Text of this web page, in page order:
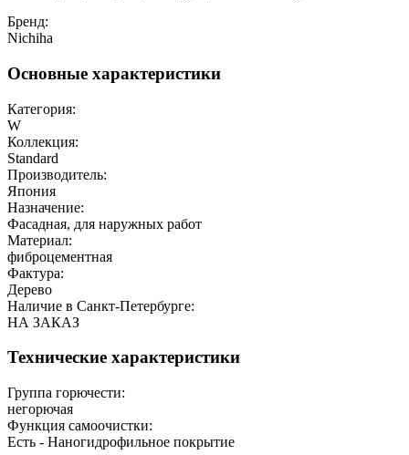
Бренд:
Nichiha
Основные характеристики
Категория:
W
Коллекция:
Standard
Производитель:
Япония
Назначение:
Фасадная, для наружных работ
Материал:
фиброцементная
Фактура:
Дерево
Наличие в Санкт-Петербурге:
НА ЗАКАЗ
Технические характеристики
Группа горючести:
негорючая
Функция самоочистки:
Есть - Наногидрофильное покрытие